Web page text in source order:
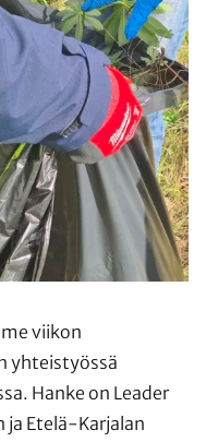
viikon
yhteistyössä
Hanke on Leader
ja Etelä-Karjalan